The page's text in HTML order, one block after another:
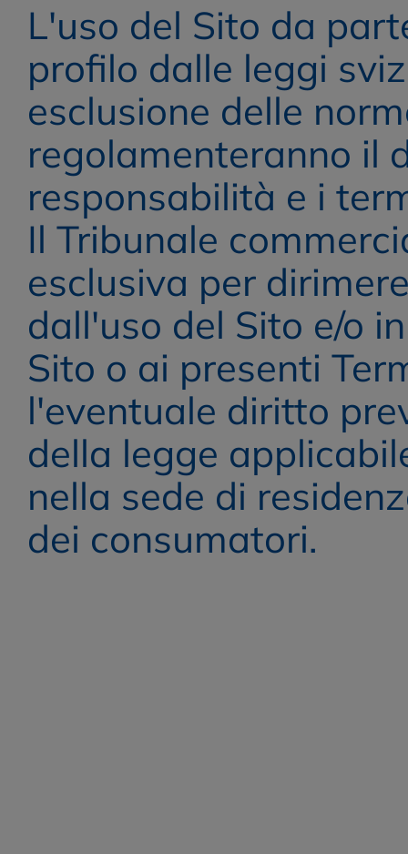
L'uso del Sito da
profilo dalle leggi
esclusione delle
regolamenteranno il
responsabilità e i
Il Tribunale
esclusiva per
dall'uso del Sito e/o
Sito o ai presenti
l'eventuale diritto
della legge
nella sede di
dei consumatori.